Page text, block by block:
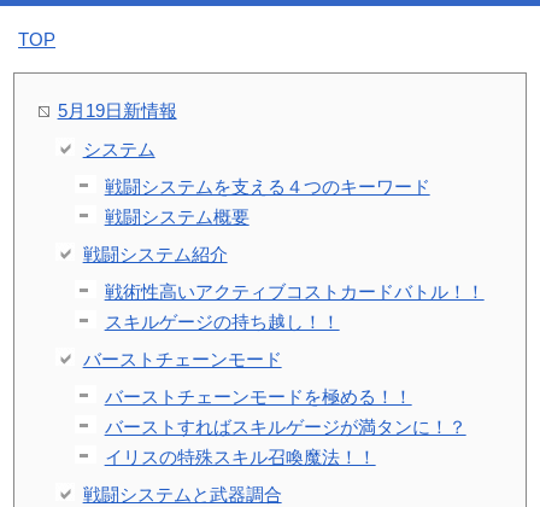
TOP
5月19日新情報
システム
戦闘システムを支える４つのキーワード
戦闘システム概要
戦闘システム紹介
戦術性高いアクティブコストカードバトル！！
スキルゲージの持ち越し！！
バーストチェーンモード
バーストチェーンモードを極める！！
バーストすればスキルゲージが満タンに！？
イリスの特殊スキル召喚魔法！！
戦闘システムと武器調合